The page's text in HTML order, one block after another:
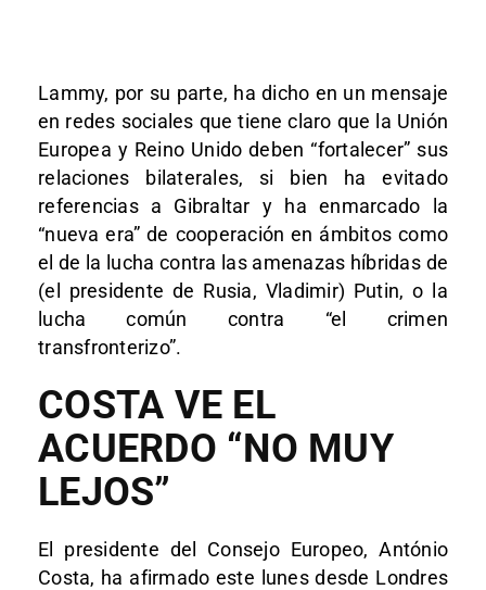
Lammy, por su parte, ha dicho en un mensaje
en redes sociales que tiene claro que la Unión
Europea y Reino Unido deben “fortalecer” sus
relaciones bilaterales, si bien ha evitado
referencias a Gibraltar y ha enmarcado la
“nueva era” de cooperación en ámbitos como
el de la lucha contra las amenazas híbridas de
(el presidente de Rusia, Vladimir) Putin, o la
lucha común contra “el crimen
transfronterizo”.
COSTA VE EL
ACUERDO “NO MUY
LEJOS”
El presidente del Consejo Europeo, António
Costa, ha afirmado este lunes desde Londres